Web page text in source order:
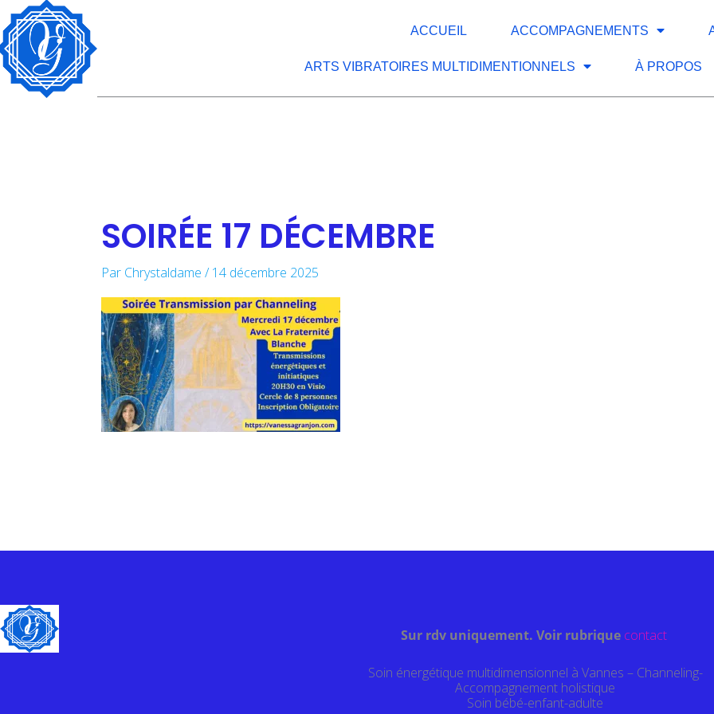
Aller
au
contenu
ACCUEIL ACCOMPAGNEMENTS
ARTS VIBRATOIRES MULTIDIMENTIONNELS À PROPOS
SOIRÉE 17 DÉCEMBRE
Par Chrystaldame /14 décembre 2025
Sur rdv uniquement. Voir rubrique contact
Soin énergétique multidimensionnel à Vannes – Channeling-
Accompagnement holistique
Soin bébé-enfant-adulte